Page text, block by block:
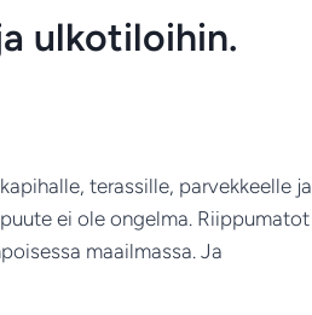
ulkotiloihin.
terassille, parvekkeelle ja
ei ole ongelma. Riippumatot
maailmassa. Ja